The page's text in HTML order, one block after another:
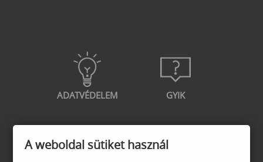
ADATVÉDELEM GYIK
A weboldal sütiket használ